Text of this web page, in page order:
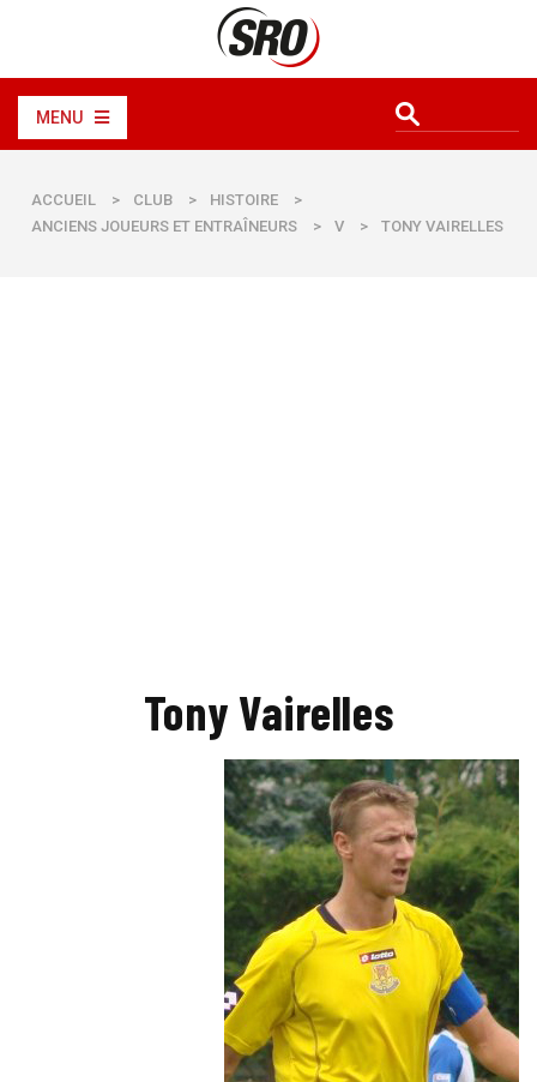
MENU
ACCUEIL > CLUB > HISTOIRE
>
ANCIENS JOUEURS ET ENTRAÎNEURS
> V > TONY VAIRELLES
Tony Vairelles